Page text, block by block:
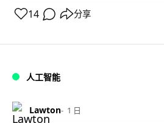
14 分享
人工智能
Lawton 1 日